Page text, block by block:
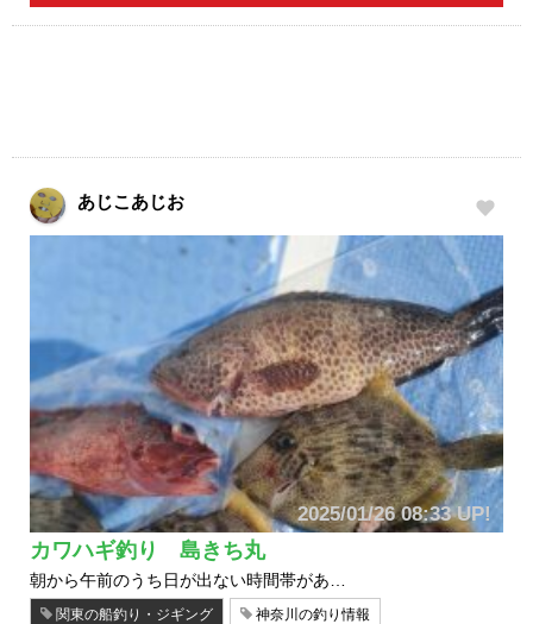
あじこあじお
2025/01/26 08:33 UP!
カワハギ釣り 島きち丸
朝から午前のうち日が出ない時間帯があ…
関東の船釣り・ジギング 神奈川の釣り情報